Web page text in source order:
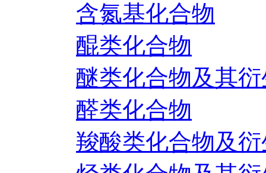
含氮基化合物
醌类化合物
醚类化合物及其
醛类化合物
羧酸类化合物及